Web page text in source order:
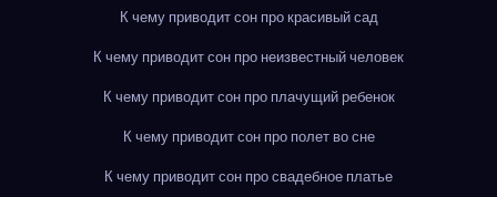
К чему приводит сон про красивый сад
К чему приводит сон про неизвестный человек
К чему приводит сон про плачущий ребенок
К чему приводит сон про полет во сне
К чему приводит сон про свадебное платье